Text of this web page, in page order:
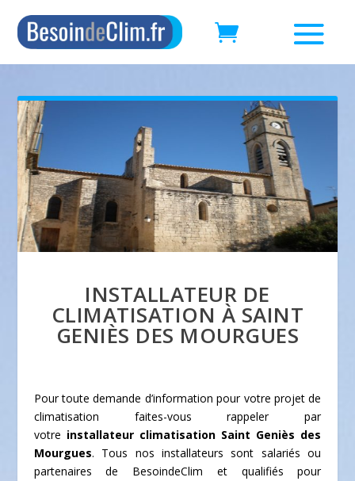
INSTALLATEUR DE
CLIMATISATION À SAINT
GENIÈS DES MOURGUES
Pour toute demande d’information pour votre projet de
climatisation faites-vous rappeler par
votre installateur climatisation Saint Geniès des
Mourgues. Tous nos installateurs sont salariés ou
partenaires de BesoindeClim et qualifiés pour